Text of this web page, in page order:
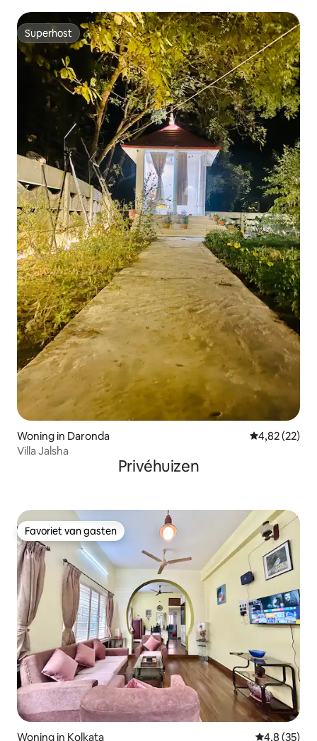
Superhost
Superhost
Woning in Daronda Gemiddelde
4,82 (22)
Villa Jalsha
Privéhuizen
Favoriet van gasten
Favoriet van gasten
Woning in Kolkata
4,8 (35)